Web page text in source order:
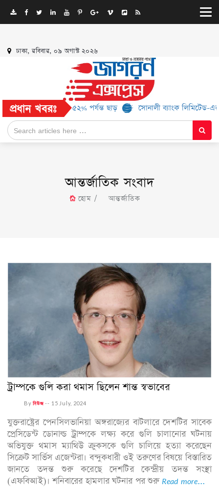
ঢাকা, রবিবার, ০৯ অগাস্ট ২০২৬
প্রধান খবরঃ
মিলবে ৫২% পর্যন্ত ছাড় সোনালী ব্যাংক লিমিটেড-এর ‘কৃষক
আন্তর্জাতিক সংবাদ
হোম আন্তর্জাতিক
ট্রাম্পকে গুলি করা থমাস ছিলেন শান্ত স্বভাবের
Byনিউজ -- 15 July, 2024
যুক্তরাষ্ট্রের পেনসিলভানিয়া অঙ্গরাজ্যের বাটলারে দেশটির সাবেক
প্রেসিডেন্ট ডোনাল্ড ট্রাম্পকে লক্ষ্য করে গুলি চালানোর ঘটনায়
অভিযুক্ত থমাস ম্যাথিউ ক্রুকসকে গুলি চালিয়ে হত্যা করেছেন
সিক্রেট সার্ভিস এজেন্টরা। বন্দুকধারী ওই তরুণের বিষয়ে বিস্তারিত
জানতে তদন্ত শুরু করেছে দেশটির কেন্দ্রীয় তদন্ত সংস্থা
(এফবিআই)। শনিবারের হামলার ঘটনার পর শুরু Read more...